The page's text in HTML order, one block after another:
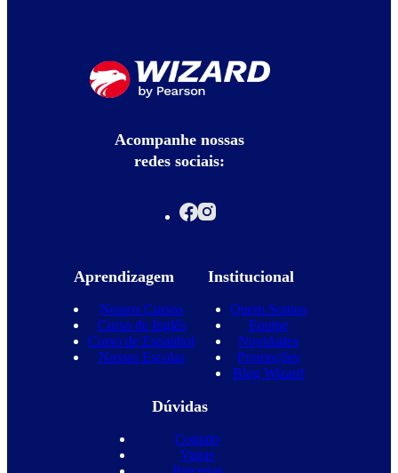
Acompanhe nossas
redes sociais:
Aprendizagem
Nossos Cursos
Curso de Inglês
Curso de Espanhol
Nossas Escolas
Institucional
Quem Somos
Equipe
Novidades
Promoções
Blog Wizard
Dúvidas
Contato
Vagas